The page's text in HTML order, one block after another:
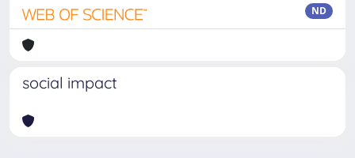
ND
social impact